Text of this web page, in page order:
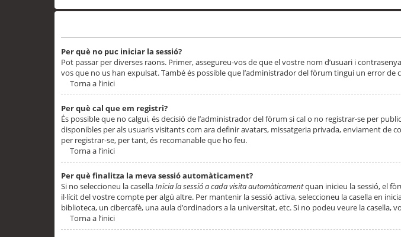
Per què no puc iniciar la sessió?
Pot passar per diverses raons. Primer, assegureu-vos de que el vostre nom d’usuari i
vos que no us han expulsat. També és possible que l’administrador del fòrum tingui un error de
Torna a l’inici
Per què cal que em registri?
És possible que no calgui, és decisió de l’administrador del fòrum si cal o no registrar-se per
disponibles per als usuaris visitants com ara definir avatars, missatgeria privada, enviament de
per registrar-se, per tant, és recomanable que ho feu.
Torna a l’inici
Per què finalitza la meva sessió automàticament?
Si no seleccioneu la casellaInicia la sessió a cada visita automàticamentquan inicieu la sessió, el
il·lícit del vostre compte per algú altre. Per mantenir la sessió activa, seleccioneu la casella en
biblioteca, un cibercafè, una aula d’ordinadors a la universitat, etc. Si no podeu veure la
Torna a l’inici